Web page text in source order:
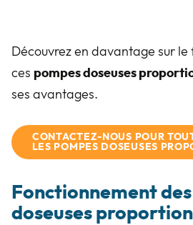
Découvrez en davantage sur
ces pompes doseuses
ses avantages.
CONTACTEZ-NOUS POUR
LES POMPES DOSEUSES
Fonctionnement
doseuses